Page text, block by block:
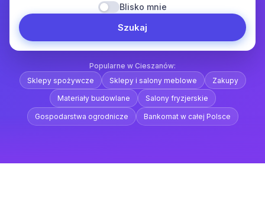
Blisko mnie
Szukaj
Popularne w Cieszanów:
Sklepy spożywcze
Sklepy i salony meblowe Zakupy
Materiały budowlane Salony fryzjerskie
Gospodarstwa ogrodnicze Bankomat w całej Polsce